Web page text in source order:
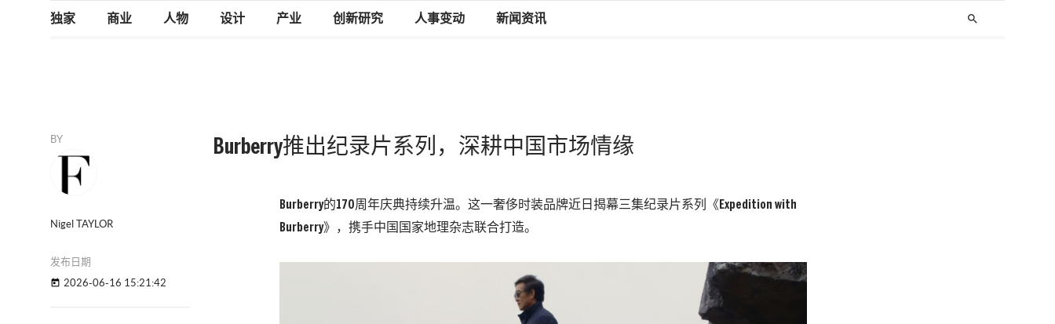
独家 商业 人物 设计 产业 创新研究 人事变动 新闻资讯 search
BY
Nigel TAYLOR
发布日期
today 2026-06-16 15:21:42
Burberry推出纪录片系列，深耕中国市场情缘
Burberry的170周年庆典持续升温。这一奢侈时装品牌近日揭幕三集纪录片系列《Expedition with
Burberry》，携手中国国家地理杂志联合打造。